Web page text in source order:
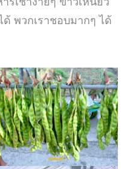
พวกเราชอบมากๆ ได้